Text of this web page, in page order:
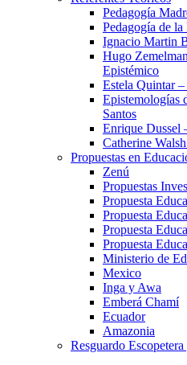
Pedagogía
Pedagogía de
Ignacio Martin
Hugo
Epistémico
Estela Quintar
Epistemologías
Santos
Enrique Dussel
Catherine
Propuestas en
Zenú
Propuestas
Propuesta
Propuesta
Propuesta
Propuesta
Ministerio de
Mexico
Inga y Awa
Emberá Chamí
Ecuador
Amazonia
Resguardo